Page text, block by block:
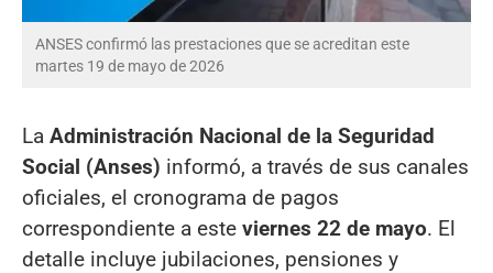
ANSES confirmó las prestaciones que se acreditan este
martes 19 de mayo de 2026
La Administración Nacional de la Seguridad
Social (Anses) informó, a través de sus canales
oficiales, el cronograma de pagos
correspondiente a este viernes 22 de mayo. El
detalle incluye jubilaciones, pensiones y